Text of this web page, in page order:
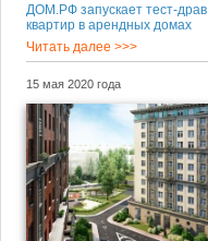
ДОМ.РФ запускает тест-драв
квартир в арендных домах
Читать далее >>>
15 мая 2020 года